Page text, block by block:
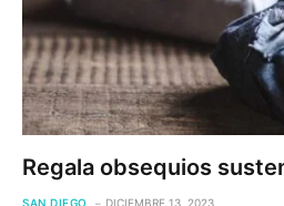
Regala obsequios
SAN DIEGO DICIEMBRE 13, 2023